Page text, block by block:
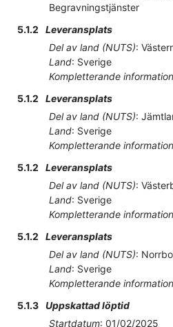
Begravningstjänster
5.1.2
Leveransplats
Del av land (NUTS):
Land: Sverige
Kompletterande information
5.1.2
Leveransplats
Del av land (NUTS):
Land: Sverige
Kompletterande information
5.1.2
Leveransplats
Del av land (NUTS):
Land: Sverige
Kompletterande information
5.1.2
Leveransplats
Del av land (NUTS):
Land: Sverige
Kompletterande information
5.1.3 Uppskattad löptid
Startdatum: 01/02/2025